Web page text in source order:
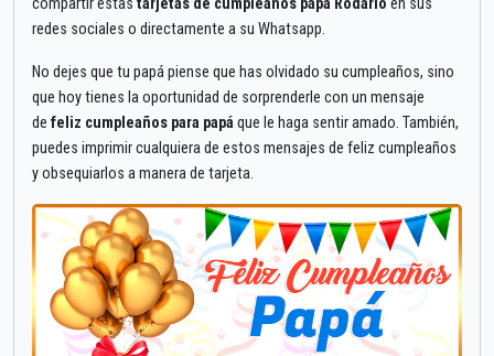
redes sociales o directamente a su Whatsapp.
No dejes que tu papá piense que has olvidado su cumpleaños, sino
que hoy tienes la oportunidad de sorprenderle con un mensaje
de feliz cumpleaños para papá que le haga sentir amado. También,
puedes imprimir cualquiera de estos mensajes de feliz cumpleaños
y obsequiarlos a manera de tarjeta.